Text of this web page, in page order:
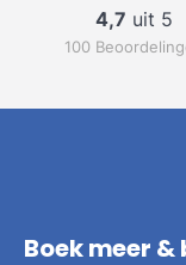
4,7 uit 5
100
Boek meer